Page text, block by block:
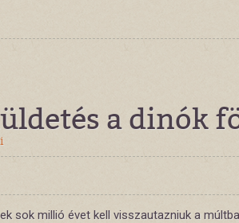
a dinók
sok millió évet kell visszautazniuk a